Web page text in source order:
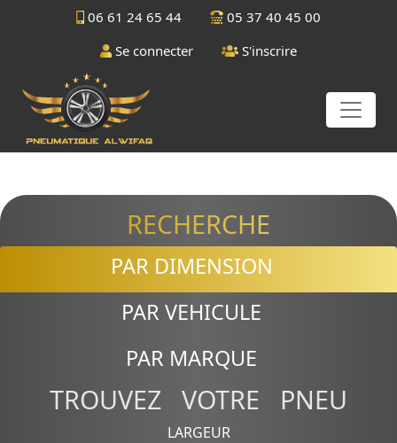
06 61 24 65 44
05 37 40 45 00
Se connecter
S'inscrire
RECHERCHE
PAR DIMENSION
PAR VEHICULE
PAR MARQUE
TROUVEZ VOTRE PNEU
LARGEUR